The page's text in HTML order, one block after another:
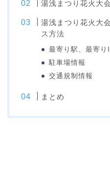
湯浅まつり花火大
湯浅まつり花火大
ス方法
最寄り駅、最寄
駐車場情報
交通規制情報
まとめ